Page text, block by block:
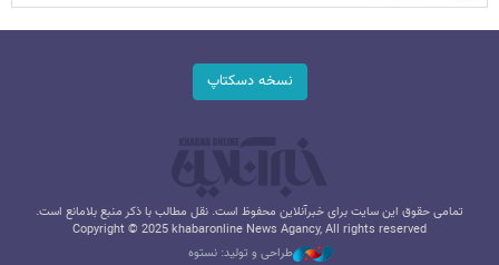
نسخه دسکتاپ
تمامی حقوق این سایت برای خبرآنلاین محفوظ است. نقل مطالب با ذکر منبع بلامانع است.
Copyright © 2025 khabaronline News Agancy, All rights reserved
طراحی و تولید: نستوه